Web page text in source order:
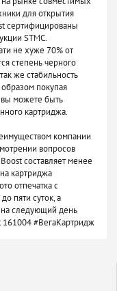
для открытия
сертифицированы
STMC.
не хуже 70% от
степень черного
же стабильность
покупая
можете быть
картриджа.
компании
вопросов
составляет менее
картриджа
отпечатка с
пяти суток, а
на следующий день
161004 #ВегаКартридж